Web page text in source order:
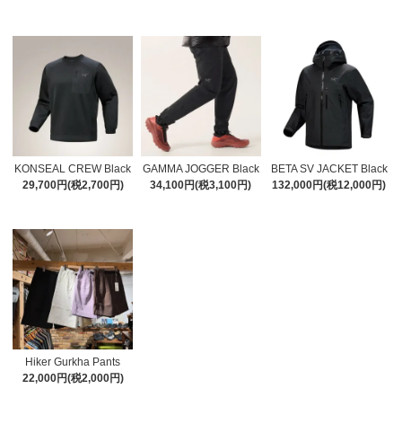
KONSEAL CREW Black
29,700円(税2,700円)
GAMMA JOGGER Black
34,100円(税3,100円)
BETA SV JACKET Black
132,000円(税12,000円)
Hiker Gurkha Pants
22,000円(税2,000円)